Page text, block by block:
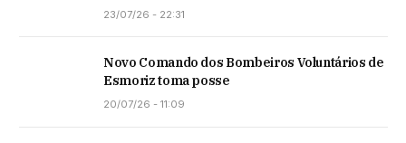
23/07/26 - 22:31
Novo Comando dos Bombeiros Voluntários de
Esmoriz toma posse
20/07/26 - 11:09